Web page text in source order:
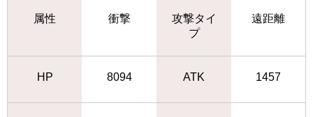
属性 衝撃
攻撃タイ
プ
遠距離
HP 8094 ATK 1457